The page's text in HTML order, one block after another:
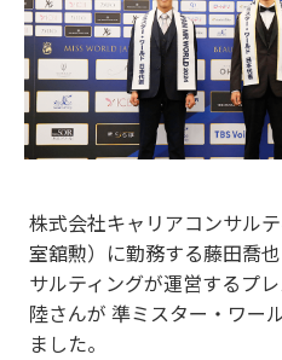
株式会社キャリアコンサル
室舘勲）に勤務する藤田喬
サルティングが運営するプ
陸さんが 準ミスター・ワー
ました。